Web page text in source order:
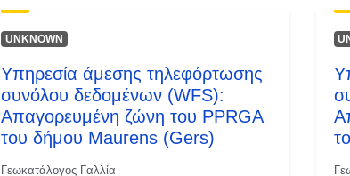
UNKNOWN
Υπηρεσία άμεσης τηλεφόρτωσης
συνόλου δεδομένων (WFS):
Απαγορευμένη ζώνη του PPRGA
του δήμου Maurens (Gers)
Γεωκατάλογος Γαλλία